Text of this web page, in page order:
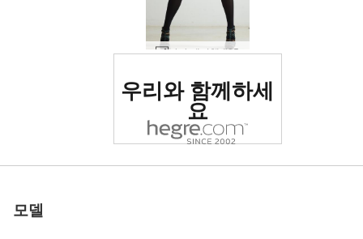
마야 메이헴 #25
로 평가됨
우리와 함께하세
요
마야 메이헴 #5
코시 핑크 핑크 #66
마야 아이보리 #22
코시 핑크 핑크 #50
테아 텐더 #66Dominika C 실버 비키니 #22
세계 1위 에로틱 사이트
로 평가됨
우리와 함께하세
요
테아 텐더 #10
테아 텐더 #18테아 블랙 &amp; 화이트 #30
코시 핑크 핑크 #38
Ksenia 보지 슬립 #3
Rylan 누드 뜨거운 요가 #17
세계 1위 에로틱 사이트
로 평가됨
우리와 함께하세
요
테아 단검 #58Annalina 레드 핫 #23
테아 블랙 &amp; 화이트 #42
Annalina 레드 핫 #39
10월 헤그레 모델 #33
탠 탑을 입은 베로니카 #39
세계 1위 에로틱 사이트
로 평가됨
우리와 함께하세
요
콕시 스튜디오 촬영 #69
엠마 데님 #37Emma M 벌거벗은 발레리나 #29
엠마 무릎 양말 #42
아늑한 클래식 뷰티 #25
엠마 무릎 양말 #18
캐롤리나 푸마 양말 #51
올레나 O 탱크탑 #70
10월 첫 포토타임 #38
Silvie 바 의자 #14
세계 1위 에로틱 사이트
로 평가됨
우리와 함께하세
요
10월 첫 포토타임 #14
리아나 크레이지 섹시 #6
리아나 유혹 #18
사키 블루 온 블루 #74Annalina 레드 핫 #51
변덕 현상 #12
세계 1위 에로틱 사이트
로 평가됨
우리와 함께하세
요
캐롤리나 푸마 양말 #31
Dominika C 빨간 팬티 #58
카프리스 코르셋 #43
도미니카 C 음부 전원 #39
리아나 날씬 섹시 #5
Krista Lysa Ruslana 트리오 #77
세계 1위 에로틱 사이트
로 평가됨
우리와 함께하세
요
캐롤리나 푸마 양말 #47
모델